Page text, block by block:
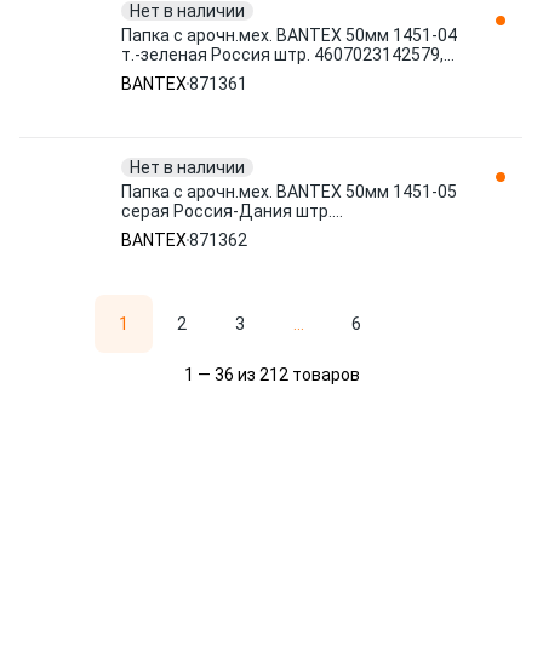
Нет в наличии
Папка с арочн.мех. BANTEX 50мм 1451-04
т.-зеленая Россия штр. 4607023142579,
4607030500119 871361
BANTEX871361
Нет в наличии
Папка с арочн.мех. BANTEX 50мм 1451-05
серая Россия-Дания штр.
4607023142586, 4706030500126 871362
BANTEX871362
1 2 3 6
1 — 36 из 212 товаров